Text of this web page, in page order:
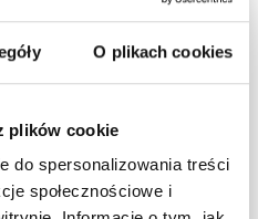
O plikach cookies
plików cookie
do spersonalizowania treści
społecznościowe i
mieszkanie
Centrum
Józefa Piłsudskiego
na 3. pi…
m2
3